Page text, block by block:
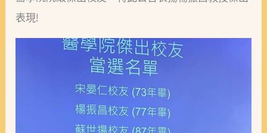
表現!
院
院